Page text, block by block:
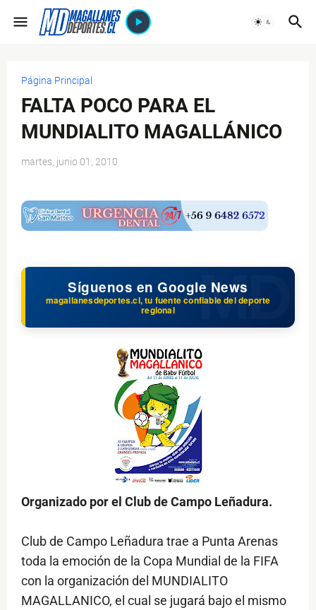
Página Principal
FALTA POCO PARA EL
MUNDIALITO MAGALLÁNICO
martes, junio 01, 2010
Síguenos en Google News
magallanesdeportes.cl, tu fuente confiable del deporte
regional
Organizado por el Club de Campo Leñadura.
Club de Campo Leñadura trae a Punta Arenas
toda la emoción de la Copa Mundial de la FIFA
con la organización del MUNDIALITO
MAGALLANICO, el cual se jugará bajo el mismo